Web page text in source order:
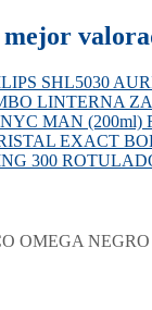
LINTERNA
OMEGA NEGRO